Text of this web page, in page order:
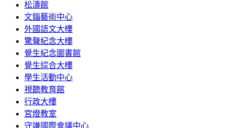
松濤館
文錙藝術中心
外國語文大樓
驚聲紀念大樓
覺生紀念圖書館
覺生綜合大樓
學生活動中心
視聽教育館
行政大樓
宮燈教室
守謙國際會議中心